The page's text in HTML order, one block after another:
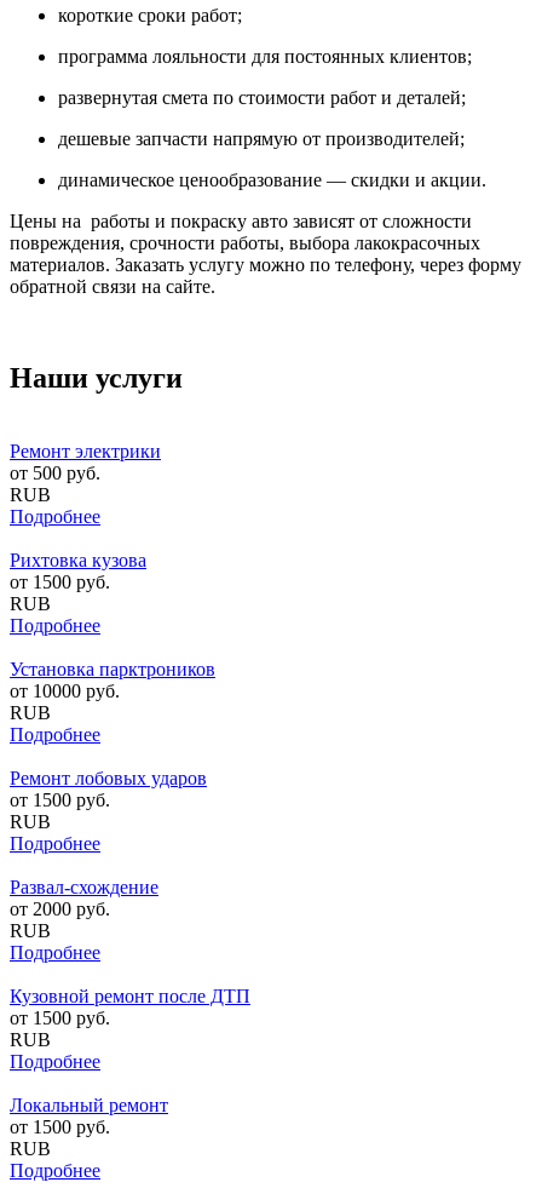
короткие сроки работ;
программа лояльности для постоянных клиентов;
развернутая смета по стоимости работ и деталей;
дешевые запчасти напрямую от производителей;
динамическое ценообразование — скидки и акции.
Цены на работы и покраску авто зависят от сложности
повреждения, срочности работы, выбора лакокрасочных
материалов. Заказать услугу можно по телефону, через форму
обратной связи на сайте.
Наши услуги
Ремонт электрики
от 500 руб.
RUB
Подробнее
Рихтовка кузова
от 1500 руб.
RUB
Подробнее
Установка парктроников
от 10000 руб.
RUB
Подробнее
Ремонт лобовых ударов
от 1500 руб.
RUB
Подробнее
Развал-схождение
от 2000 руб.
RUB
Подробнее
Кузовной ремонт после ДТП
от 1500 руб.
RUB
Подробнее
Локальный ремонт
от 1500 руб.
RUB
Подробнее